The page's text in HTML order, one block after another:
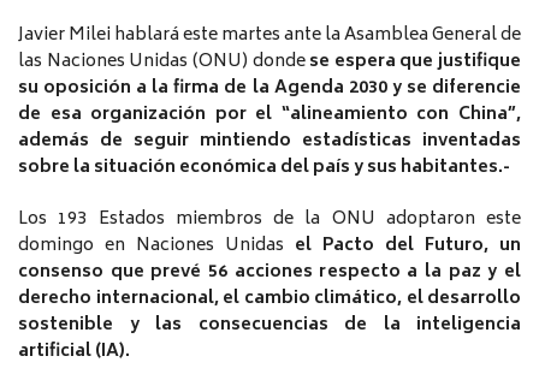
Javier Milei hablará este martes ante la Asamblea General de
las Naciones Unidas (ONU) dondese espera que justifique
su oposición a la firma de la Agenda 2030 y se diferencie
de esa organización por el “alineamiento con China”,
además de seguir mintiendo estadísticas inventadas
sobre la situación económica del país y sus habitantes.-
Los 193 Estados miembros de la ONU adoptaron este
domingo en Naciones Unidas el Pacto del Futuro, un
consenso que prevé 56 acciones respecto a la paz y el
derecho internacional, el cambio climático, el desarrollo
sostenible y las consecuencias de la inteligencia
artificial (IA).